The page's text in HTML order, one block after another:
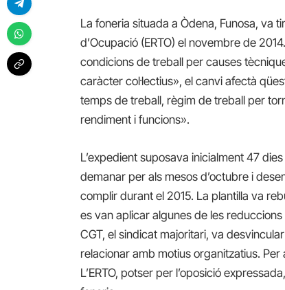
La foneria situada a Òdena, Funosa, va
d’Ocupació (ERTO) el novembre de
condicions de treball per causes
caràcter col·lectius», el canvi afectà
temps de treball, règim de treball per
rendiment i funcions».
L’expedient suposava inicialment 47
demanar per als mesos d’octubre i
complir durant el 2015. La plantilla va
es van aplicar algunes de les
CGT, el sindicat majoritari, va
relacionar amb motius organitzatius.
L’ERTO, potser per l’oposició